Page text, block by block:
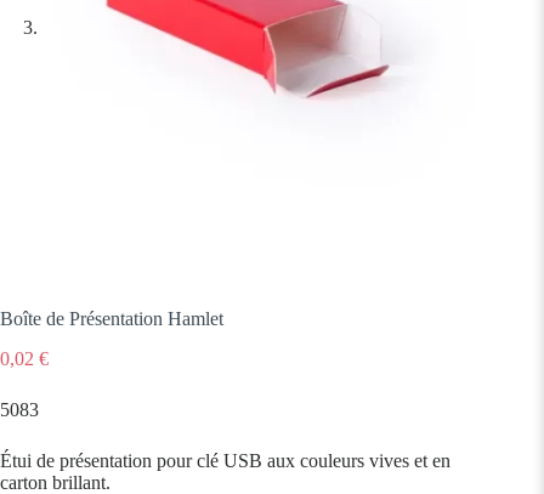
Boîte de Présentation Hamlet
0,02 €
5083
Étui de présentation pour clé USB aux couleurs vives et en
carton brillant.